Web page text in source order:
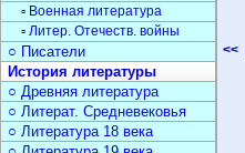
<<
▫ Военная литература
▫ Литер. Отечеств. войны
○ Писатели
История литературы
○ Древняя литература
○ Литерат. Средневековья
○ Литература 18 века